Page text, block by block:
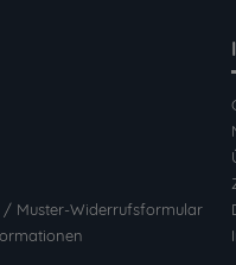
/ Muster-Widerrufsformular